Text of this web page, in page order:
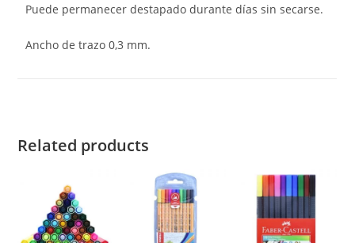
Puede permanecer destapado durante días sin secarse.
Ancho de trazo 0,3 mm.
Related products